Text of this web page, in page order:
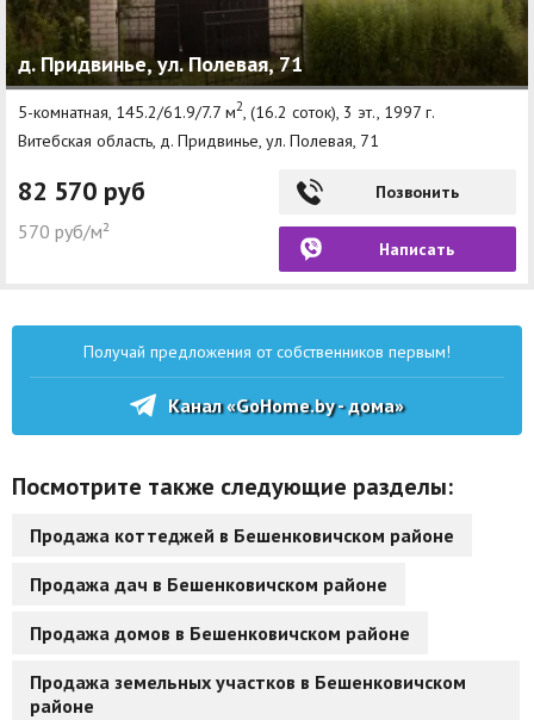
д. Придвинье, ул. Полевая, 71
5-комнатная, 145.2/61.9/7.7 м2, (16.2 соток), 3 эт., 1997 г.
Витебская область, д. Придвинье, ул. Полевая, 71
82 570 руб
570 руб/м²
Позвонить
Написать
Получай предложения от собственников первым!
Канал «GoHome.by - дома»
Посмотрите также следующие разделы:
Продажа коттеджей в Бешенковичском районе
Продажа дач в Бешенковичском районе
Продажа домов в Бешенковичском районе
Продажа земельных участков в Бешенковичском
районе